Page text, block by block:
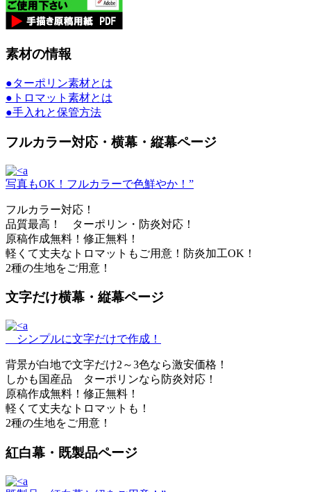
素材の情報
●ターポリン素材とは
●トロマット素材とは
●手入れと保管方法
フルカラー対応・横幕・縦幕ページ
写真もOK！フルカラーで色鮮やか！”
フルカラー対応！
品質最高！ ターポリン・防炎対応！
原稿作成無料！修正無料！
軽くて丈夫なトロマットもご用意！防炎加工OK！
2種の生地をご用意！
文字だけ横幕・縦幕ページ
シンプルに文字だけで作成！
背景が白地で文字だけ2～3色なら激安価格！
しかも国産品 ターポリンなら防炎対応！
原稿作成無料！修正無料！
軽くて丈夫なトロマットも！
2種の生地をご用意！
紅白幕・既製品ページ